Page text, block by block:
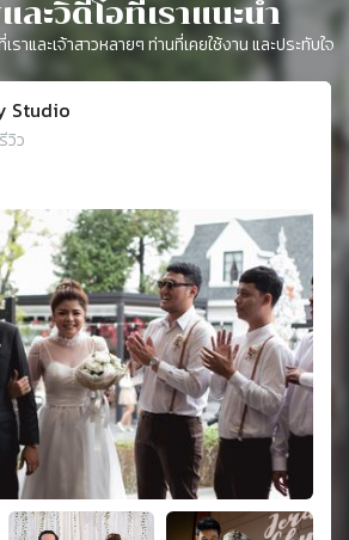
ะวิดีโอที่เราแนะนำ
และเจ้าสาวหลายๆ ท่านที่เคยใช้งาน และประทับใจ
Studio
วิว